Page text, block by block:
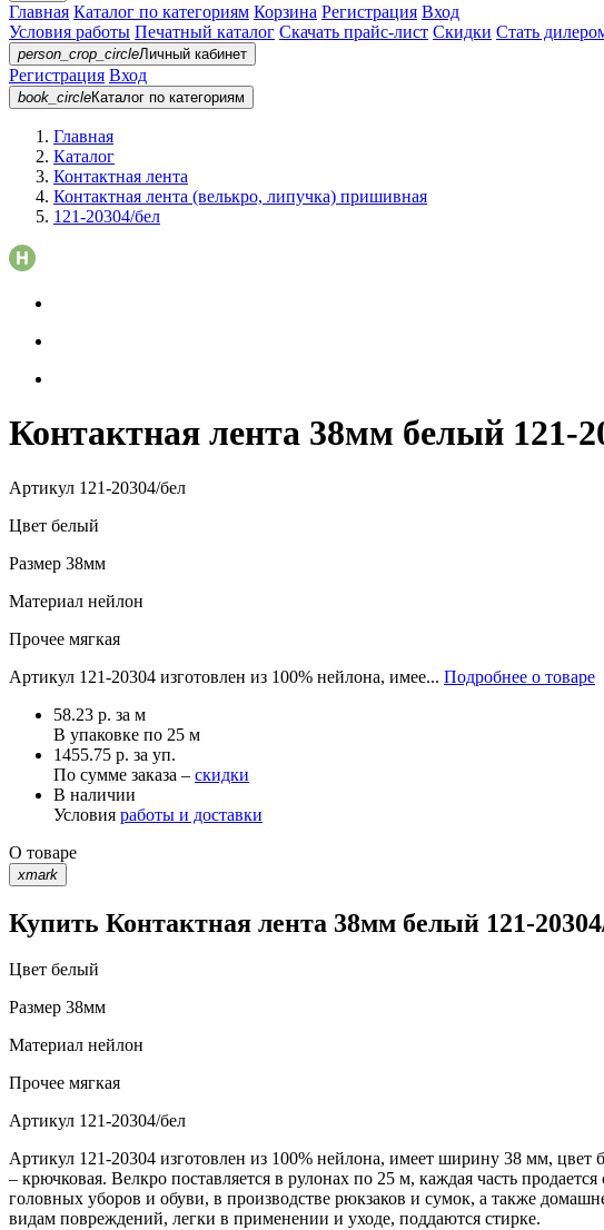
Главная Каталог по категориям Корзина Регистрация Вход
Условия работы Печатный каталог Скачать прайс-лист Скидки Стать
person_crop_circleЛичный кабинет
Регистрация Вход
book_circleКаталог по категориям
Главная
Каталог
Контактная лента
Контактная лента (велькро, липучка) пришивная
121-20304/бел
Контактная лента 38мм белый 121-
Артикул 121-20304/бел
Цвет белый
Размер 38мм
Материал нейлон
Прочее мягкая
Артикул 121-20304 изготовлен из 100% нейлона, имее... Подробнее о товаре
58.23 р. за м
В упаковке по 25 м
1455.75 р. за уп.
По сумме заказа – скидки
В наличии
Условия работы и доставки
О товаре
xmark
Купить Контактная лента 38мм белый 121-
Цвет белый
Размер 38мм
Материал нейлон
Прочее мягкая
Артикул 121-20304/бел
Артикул 121-20304 изготовлен из 100% нейлона, имеет ширину 38 мм,
– крючковая. Велкро поставляется в рулонах по 25 м, каждая часть
головных уборов и обуви, в производстве рюкзаков и сумок, а также
видам повреждений, легки в применении и уходе, поддаются стирке.